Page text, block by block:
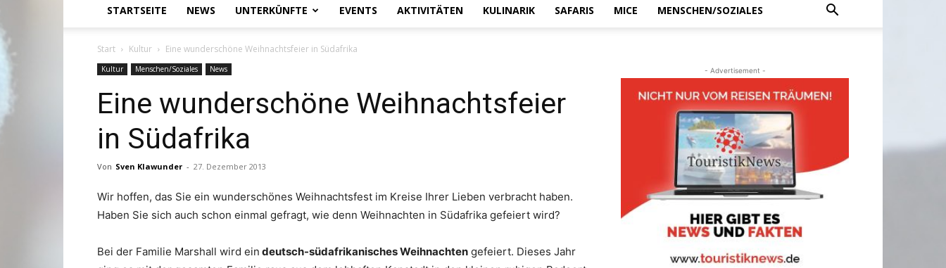
STARTSEITE NEWS UNTERKÜNFTE EVENTS AKTIVITÄTEN KULINARIK SAFARIS MICE MENSCHEN/SOZIALES
Start Kultur Eine wunderschöne Weihnachtsfeier in Südafrika
Kultur Menschen/Soziales News
Eine wunderschöne Weihnachtsfeier
in Südafrika
Von Sven Klawunder - 27. Dezember 2013
Wir hoffen, das Sie ein wunderschönes Weihnachtsfest im Kreise Ihrer Lieben verbracht haben.
Haben Sie sich auch schon einmal gefragt, wie denn Weihnachten in Südafrika gefeiert wird?
Bei der Familie Marshall wird ein deutsch-südafrikanisches Weihnachten gefeiert. Dieses Jahr
- Advertisement -